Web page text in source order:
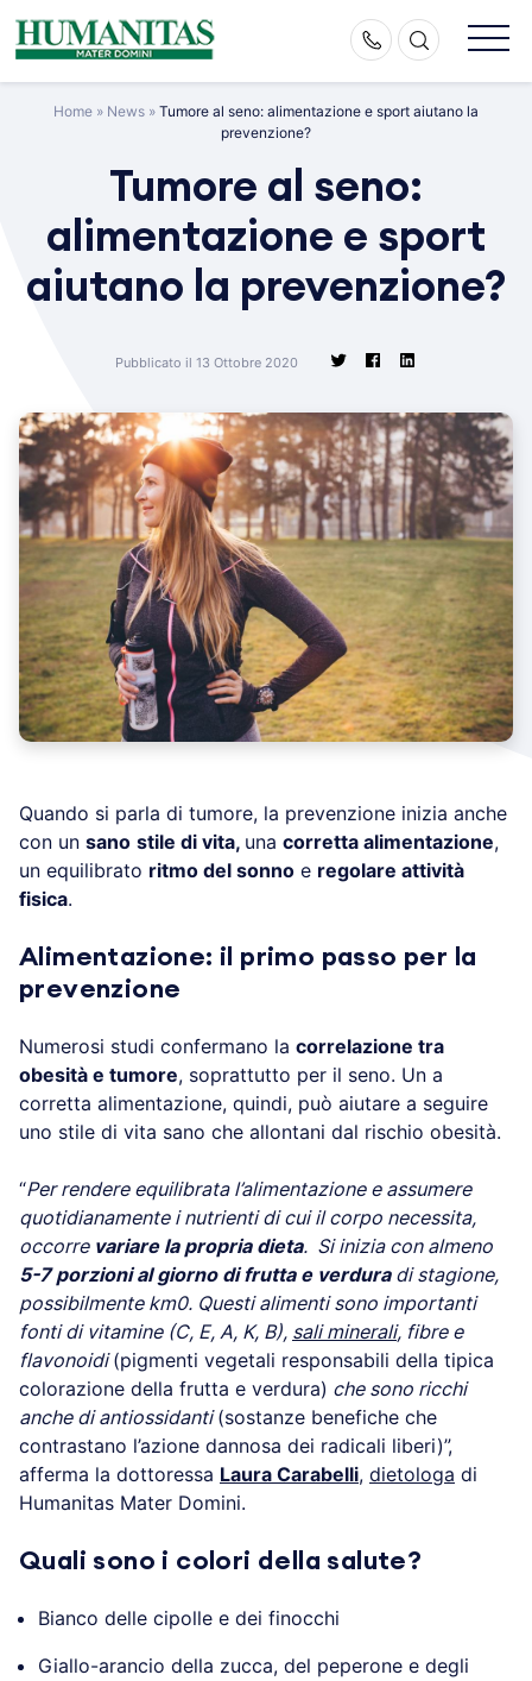
Skip
to
Home » News » Tumore al seno: alimentazione e sport aiutano la
prevenzione?
Tumore al seno:
alimentazione e sport
aiutano la prevenzione?
Pubblicato il 13 Ottobre 2020
Quando si parla di tumore, la prevenzione inizia anche
con un sano stile di vita, una corretta alimentazione,
un equilibrato ritmo del sonno e regolare attività
fisica.
Alimentazione: il primo passo per la
prevenzione
Numerosi studi confermano la correlazione tra
obesità e tumore, soprattutto per il seno. Un a
corretta alimentazione, quindi, può aiutare a seguire
uno stile di vita sano che allontani dal rischio obesità.
“Per rendere equilibrata l’alimentazione e assumere
quotidianamente i nutrienti di cui il corpo necessita,
occorre variare la propria dieta. Si inizia con almeno
5-7 porzioni al giorno di frutta e verduradi stagione,
possibilmente km0. Questi alimenti sono importanti
fonti di vitamine (C, E, A, K, B), sali minerali, fibre e
flavonoidi(pigmenti vegetali responsabili della tipica
colorazione della frutta e verdura) che sono ricchi
anche di antiossidanti(sostanze benefiche che
contrastano l’azione dannosa dei radicali liberi)”,
afferma la dottoressa Laura Carabelli, dietologa di
Humanitas Mater Domini.
Quali sono i colori della salute?
Bianco delle cipolle e dei finocchi
Giallo-arancio della zucca, del peperone e degli